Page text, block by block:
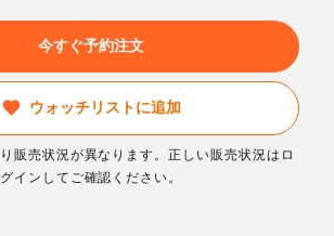
今すぐ予約注文
ウォッチリストに追加
販売状況が異なります。正しい販売状況はロ
グインしてご確認ください。